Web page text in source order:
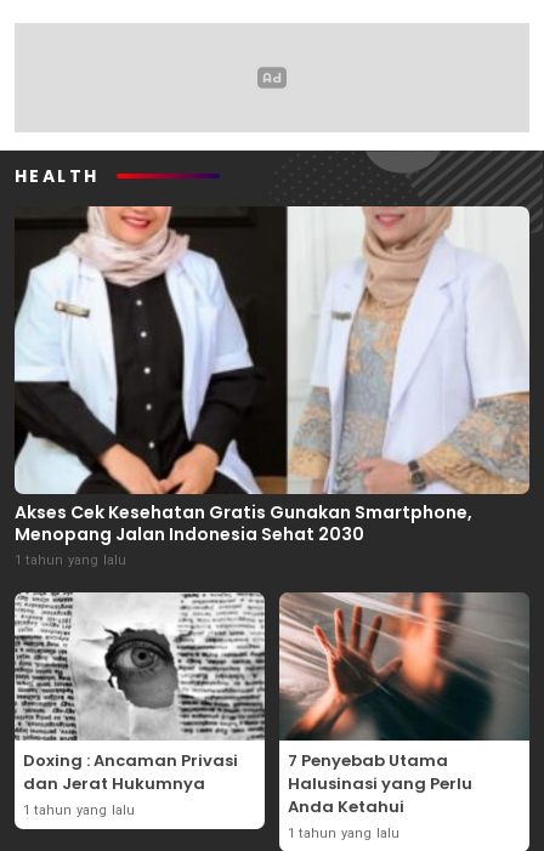
HEALTH
Akses Cek Kesehatan Gratis Gunakan Smartphone,
Menopang Jalan Indonesia Sehat 2030
1 tahun yang lalu
Doxing : Ancaman Privasi
dan Jerat Hukumnya
1 tahun yang lalu
7 Penyebab Utama
Halusinasi yang Perlu
Anda Ketahui
1 tahun yang lalu